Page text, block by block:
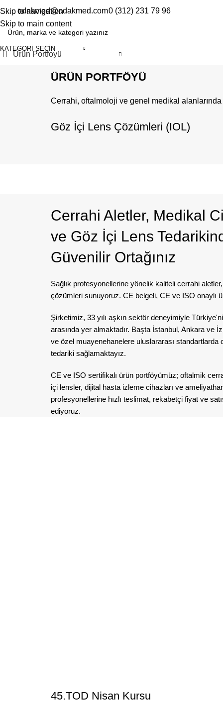
Skip to navigation
Skip to main content
ENTR odakmed@odakmed.com0 (312) 231 79 96
KATEGORI SEÇIN
Ürün Portfoyü
ÜRÜN PORTFÖYÜ
Cerrahi, oftalmoloji ve genel medikal
Göz İçi Lens Çözümleri (IOL)
Cerrahi Aletler, Medikal
ve Göz İçi Lens
Güvenilir Ortağınız
Sağlık profesyonellerine yönelik kaliteli cerrahi
çözümleri sunuyoruz. CE belgeli, CE ve ISO onaylı
Şirketimiz, 33 yılı aşkın sektör deneyimiyle
arasında yer almaktadır. Başta İstanbul, Ankara ve
ve özel muayenehanelere uluslararası
tedariki sağlamaktayız.
CE ve ISO sertifikalı ürün portföyümüz; oftalmik
içi lensler, dijital hasta izleme cihazları ve
profesyonellerine hızlı teslimat, rekabetçi fiyat ve
ediyoruz.
45.TOD Nisan Kursu